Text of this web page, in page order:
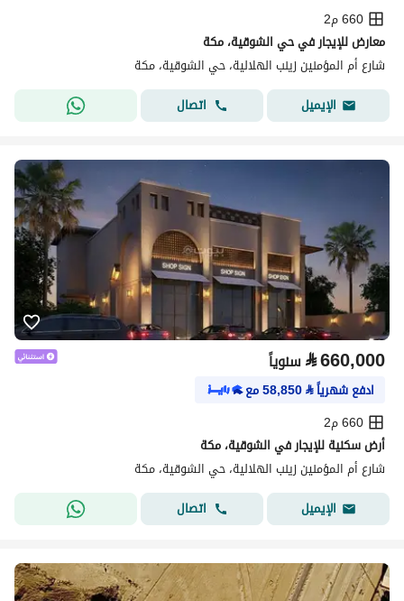
660 م2
معارض للإيجار في حي الشوقية، مكة
شارع أم المؤمنين زينب الهلالية، حي الشوقية، مكة
الإيميل
اتصال
⃁660,000 سنوياً
ادفع شهرياً⃁
58,850مع
660 م2
أرض سكنية للإيجار في الشوقية، مكة
شارع أم المؤمنين زينب الهلالية، حي الشوقية، مكة
الإيميل
اتصال